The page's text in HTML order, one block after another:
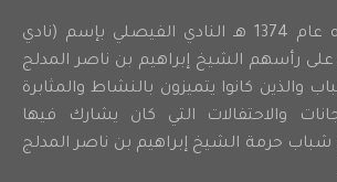
أسس شباب حرمه عام 1374 هـ النادي الفيصلي بإسم (نادي
رأسهم الشيخ إبراهيم بن ناصر المدلج
والذين كانوا يتميزون بالنشاط والمثابرة
والاحتفالات التي كان يشارك فيها
شباب حرمة الشيخ إبراهيم بن ناصر المدلج